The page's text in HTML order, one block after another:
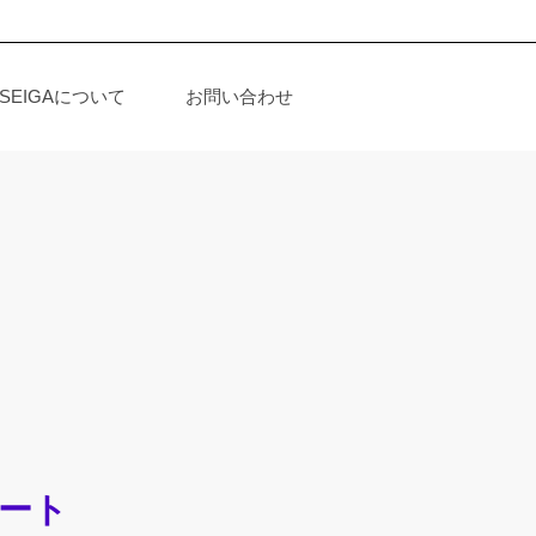
について お問い合わせ
ト